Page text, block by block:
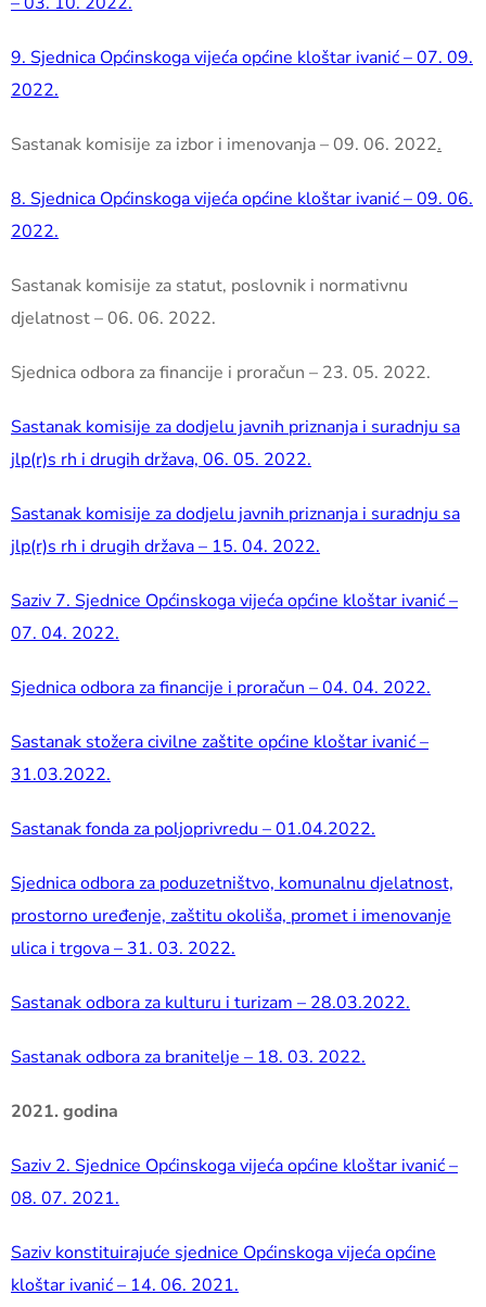
9. Sjednica Općinskoga vijeća općine kloštar ivanić – 07. 09.
2022.
Sastanak komisije za izbor i imenovanja – 09. 06. 2022.
8. Sjednica Općinskoga vijeća općine kloštar ivanić – 09. 06.
2022.
Sastanak komisije za statut, poslovnik i normativnu
djelatnost – 06. 06. 2022.
Sjednica odbora za financije i proračun – 23. 05. 2022.
Sastanak komisije za dodjelu javnih priznanja i suradnju sa
jlp(r)s rh i drugih država, 06. 05. 2022.
Sastanak komisije za dodjelu javnih priznanja i suradnju sa
jlp(r)s rh i drugih država – 15. 04. 2022.
Saziv 7. Sjednice Općinskoga vijeća općine kloštar ivanić –
07. 04. 2022.
Sjednica odbora za financije i proračun – 04. 04. 2022.
Sastanak stožera civilne zaštite općine kloštar ivanić –
31.03.2022.
Sastanak fonda za poljoprivredu – 01.04.2022.
Sjednica odbora za poduzetništvo, komunalnu djelatnost,
prostorno uređenje, zaštitu okoliša, promet i imenovanje
ulica i trgova – 31. 03. 2022.
Sastanak odbora za kulturu i turizam – 28.03.2022.
Sastanak odbora za branitelje – 18. 03. 2022.
2021. godina
Saziv 2. Sjednice Općinskoga vijeća općine kloštar ivanić –
08. 07. 2021.
Saziv konstituirajuće sjednice Općinskoga vijeća općine
kloštar ivanić – 14. 06. 2021.